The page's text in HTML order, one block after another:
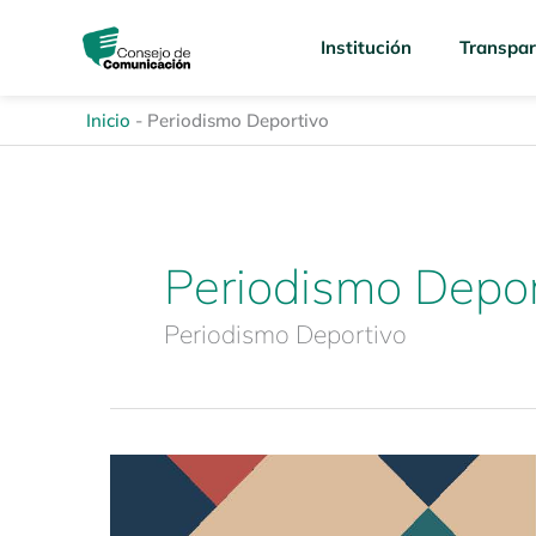
Institución
Inicio - Periodismo Deportivo
Periodismo
Periodismo Deportivo
Revista